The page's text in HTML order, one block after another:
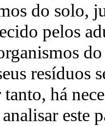
do solo,
pelos
resíduos
há
este